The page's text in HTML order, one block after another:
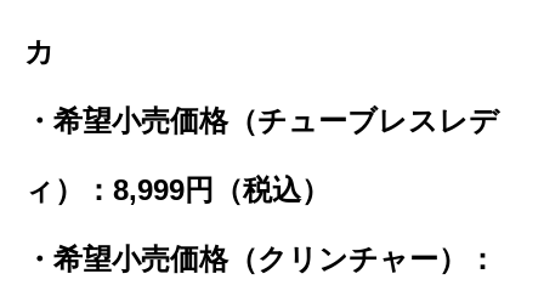
カ
・希望小売価格（チューブレスレデ
ィ）：8,999円（税込）
・希望小売価格（クリンチャー）：